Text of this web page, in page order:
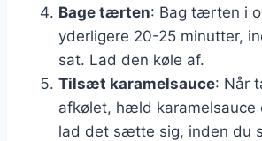
Bage tærten: Bag tærten i
yderligere 20-25 minutter,
sat. Lad den køle af.
Tilsæt karamelsauce: Når
afkølet, hæld karamelsauce
lad det sætte sig, inden du